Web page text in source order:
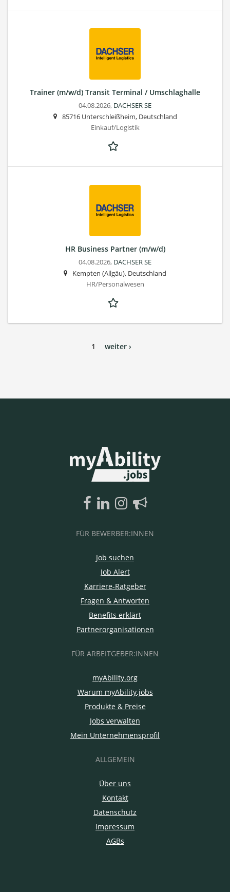
Trainer (m/w/d) Transit Terminal / Umschlaghalle
04.08.2026, DACHSER SE
85716 Unterschleißheim, Deutschland
Einkauf/Logistik
HR Business Partner (m/w/d)
04.08.2026, DACHSER SE
Kempten (Allgäu), Deutschland
HR/Personalwesen
1 weiter ›
FÜR BEWERBER:INNEN
Job suchen
Job Alert
Karriere-Ratgeber
Fragen & Antworten
Benefits erklärt
Partnerorganisationen
FÜR ARBEITGEBER:INNEN
myAbility.org
Warum myAbility.jobs
Produkte & Preise
Jobs verwalten
Mein Unternehmensprofil
ALLGEMEIN
Über uns
Kontakt
Datenschutz
Impressum
AGBs